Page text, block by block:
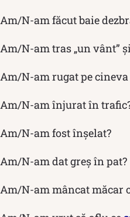
Am/N-am făcut baie
Am/N-am tras „un vânt”
Am/N-am rugat pe
Am/N-am înjurat în
Am/N-am fost înșelat?
Am/N-am dat greș în pat?
Am/N-am mâncat măcar